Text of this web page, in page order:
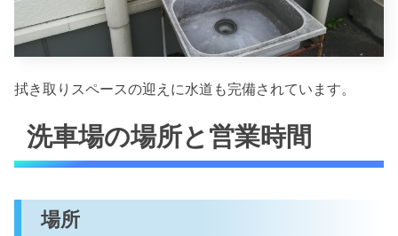
拭き取りスペースの迎えに水道も完備されています。
洗車場の場所と営業時間
場所